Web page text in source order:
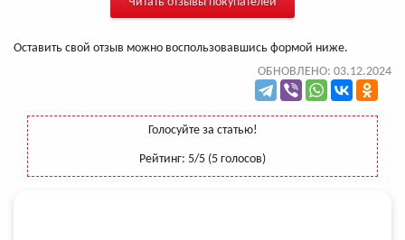
Оставить свой отзыв можно воспользовавшись формой ниже.
ОБНОВЛЕНО: 03.12.2024
Голосуйте за статью!
Рейтинг: 5/5 (5 голосов)